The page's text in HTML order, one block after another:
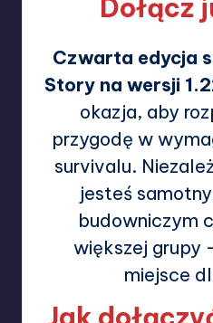
Dołącz
Czwarta edycja
Story na wersji
okazja, aby
przygodę w
survivalu.
jesteś
budowniczym
większej grupy
miejsce